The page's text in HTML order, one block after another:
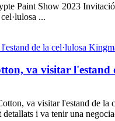
Paint Show 2023
...
va visitar
va visitar l'estand de
i va tenir una